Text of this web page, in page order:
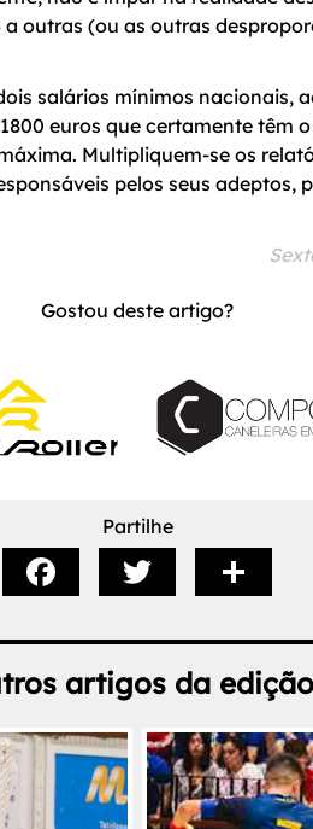
outras (ou as outras
salários mínimos nacionais,
euros que certamente têm
Multipliquem-se os
pelos seus adeptos,
Gostou deste artigo?
Partilhe
artigos da edição